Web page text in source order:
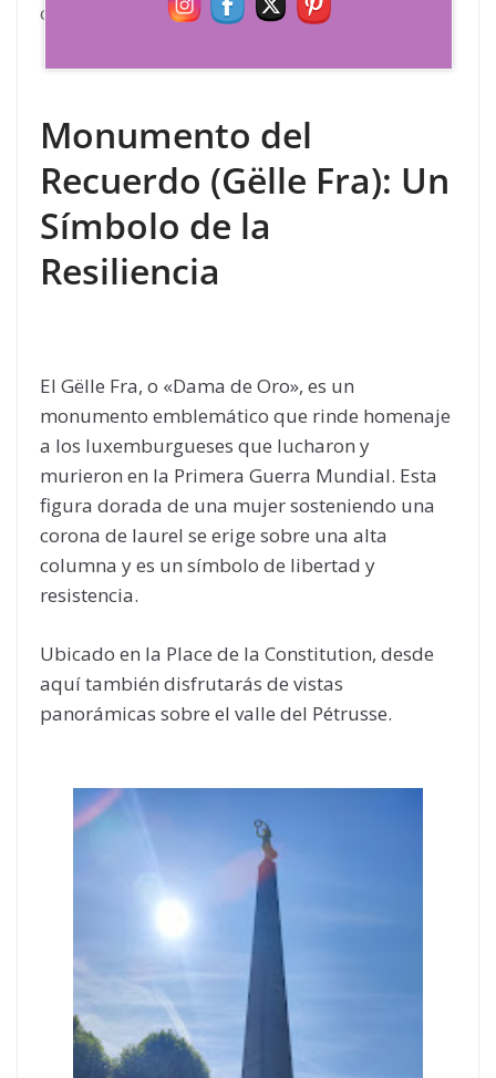
café y observar la vida de la ciudad.
Monumento del
Recuerdo (Gëlle Fra): Un
Símbolo de la
Resiliencia
El Gëlle Fra, o «Dama de Oro», es un
monumento emblemático que rinde homenaje
a los luxemburgueses que lucharon y
murieron en la Primera Guerra Mundial. Esta
figura dorada de una mujer sosteniendo una
corona de laurel se erige sobre una alta
columna y es un símbolo de libertad y
resistencia.
Ubicado en la Place de la Constitution, desde
aquí también disfrutarás de vistas
panorámicas sobre el valle del Pétrusse.